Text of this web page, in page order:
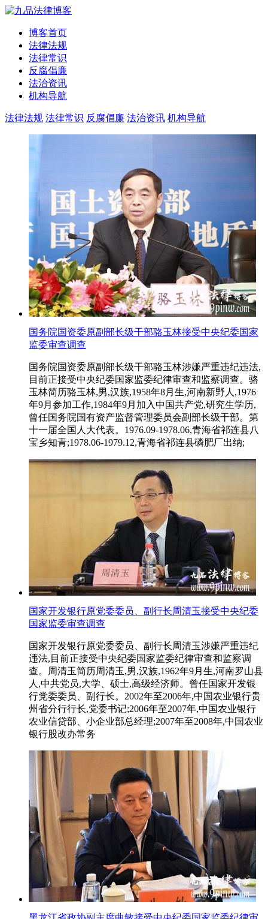
博客首页
法律法规
法律常识
反腐倡廉
法治资讯
机构导航
法律法规 法律常识 反腐倡廉 法治资讯 机构导航
国务院国资委原副部长级干部骆玉林接受中央纪委国家
监委审查调查
国务院国资委原副部长级干部骆玉林涉嫌严重违纪违法,
目前正接受中央纪委国家监委纪律审查和监察调查。骆
玉林简历骆玉林,男,汉族,1958年8月生,河南新野人,1976
年9月参加工作,1984年9月加入中国共产党,研究生学历,
曾任国务院国有资产监督管理委员会副部长级干部。第
十一届全国人大代表。1976.09-1978.06,青海省祁连县八
宝乡知青;1978.06-1979.12,青海省祁连县磷肥厂出纳;
国家开发银行原党委委员、副行长周清玉接受中央纪委
国家监委审查调查
国家开发银行原党委委员、副行长周清玉涉嫌严重违纪
违法,目前正接受中央纪委国家监委纪律审查和监察调
查。周清玉简历周清玉,男,汉族,1962年9月生,河南罗山县
人,中共党员,大学、硕士,高级经济师。曾任国家开发银
行党委委员、副行长。2002年至2006年,中国农业银行贵
州省分行行长,党委书记;2006年至2007年,中国农业银行
农业信贷部、小企业部总经理;2007年至2008年,中国农业
银行股改办常务